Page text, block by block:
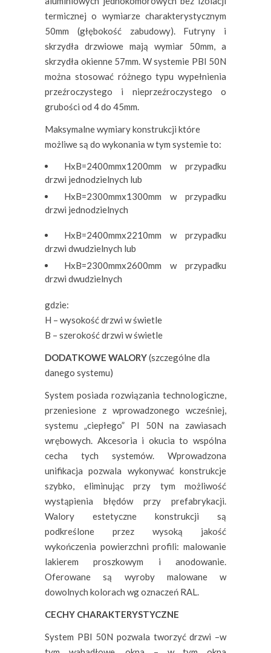
termicznej o wymiarze charakterystycznym
50mm (głębokość zabudowy). Futryny i
skrzydła drzwiowe mają wymiar 50mm, a
skrzydła okienne 57mm. W systemie PBI 50N
można stosować różnego typu wypełnienia
przeźroczystego i nieprzeźroczystego o
grubości od 4 do 45mm.
Maksymalne wymiary konstrukcji które
możliwe są do wykonania w tym systemie to:
HxB=2400mmx1200mm w przypadku
drzwi jednodzielnych lub
HxB=2300mmx1300mm w przypadku
drzwi jednodzielnych
HxB=2400mmx2210mm w przypadku
drzwi dwudzielnych lub
HxB=2300mmx2600mm w przypadku
drzwi dwudzielnych
gdzie:
H – wysokość drzwi w świetle
B – szerokość drzwi w świetle
DODATKOWE WALORY(szczególne dla
danego systemu)
System posiada rozwiązania technologiczne,
przeniesione z wprowadzonego wcześniej,
systemu „ciepłego” PI 50N na zawiasach
wrębowych. Akcesoria i okucia to wspólna
cecha tych systemów. Wprowadzona
unifikacja pozwala wykonywać konstrukcje
szybko, eliminując przy tym możliwość
wystąpienia błędów przy prefabrykacji.
Walory estetyczne konstrukcji są
podkreślone przez wysoką jakość
wykończenia powierzchni profili: malowanie
lakierem proszkowym i anodowanie.
Oferowane są wyroby malowane w
dowolnych kolorach wg oznaczeń RAL.
CECHY CHARAKTERYSTYCZNE
System PBI 50N pozwala tworzyć drzwi –w